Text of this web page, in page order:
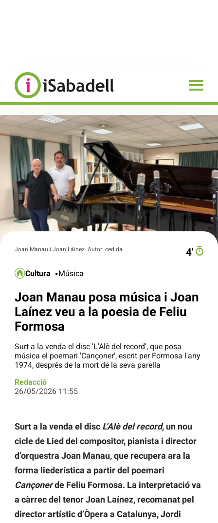
Joan Manau i Joan Láinez. Autor: cedida. 4′
Cultura Música
Joan Manau posa música i Joan
Laínez veu a la poesia de Feliu
Formosa
Surt a la venda el disc 'L'Alè del record', que posa
música el poemari 'Cançoner', escrit per Formosa l'any
1974, després de la mort de la seva parella
Redacció
26/05/2026 11:55
Surt a la venda el disc L’Alè del record, un nou
cicle de Lied del compositor, pianista i director
d’orquestra Joan Manau, que recupera ara la
forma liederística a partir del poemari
Cançonerde Feliu Formosa. La interpretació va
a càrrec del tenor Joan Laínez, recomanat pel
director artístic d’Òpera a Catalunya, Jordi